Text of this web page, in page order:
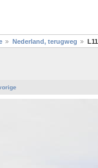
Nederland, terugweg